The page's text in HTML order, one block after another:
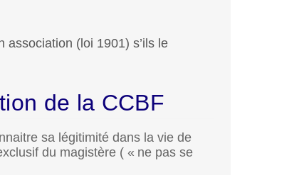
(loi 1901) s’ils le
de la CCBF
sa légitimité dans la vie de
du magistère ( « ne pas se